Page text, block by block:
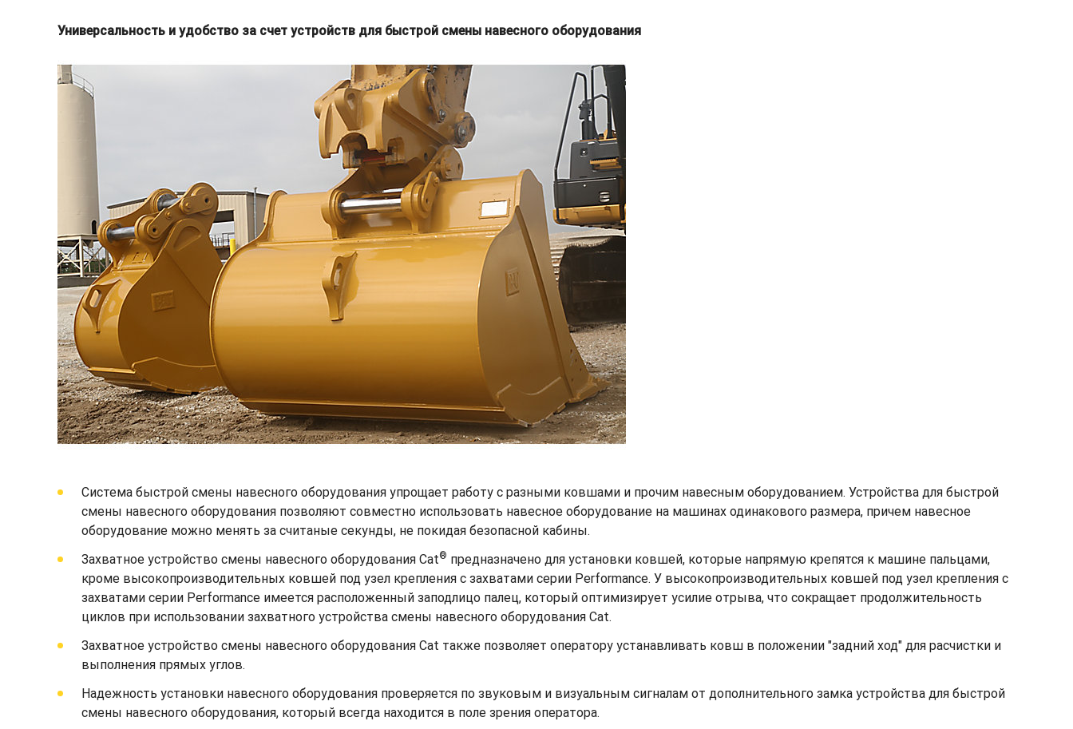
Универсальность и удобство за счет устройств для быстрой смены навесного оборудования
Система быстрой смены навесного оборудования упрощает работу с разными ковшами и прочим навесным оборудованием. Устройства для быстрой
смены навесного оборудования позволяют совместно использовать навесное оборудование на машинах одинакового размера, причем навесное
оборудование можно менять за считаные секунды, не покидая безопасной кабины.
Захватное устройство смены навесного оборудования Cat® предназначено для установки ковшей, которые напрямую крепятся к машине пальцами,
кроме высокопроизводительных ковшей под узел крепления с захватами серии Performance. У высокопроизводительных ковшей под узел крепления с
захватами серии Performance имеется расположенный заподлицо палец, который оптимизирует усилие отрыва, что сокращает продолжительность
циклов при использовании захватного устройства смены навесного оборудования Cat.
Захватное устройство смены навесного оборудования Cat также позволяет оператору устанавливать ковш в положении "задний ход" для расчистки и
выполнения прямых углов.
Надежность установки навесного оборудования проверяется по звуковым и визуальным сигналам от дополнительного замка устройства для быстрой
смены навесного оборудования, который всегда находится в поле зрения оператора.